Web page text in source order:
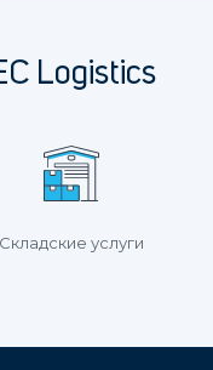
Logistics
Складские услуги